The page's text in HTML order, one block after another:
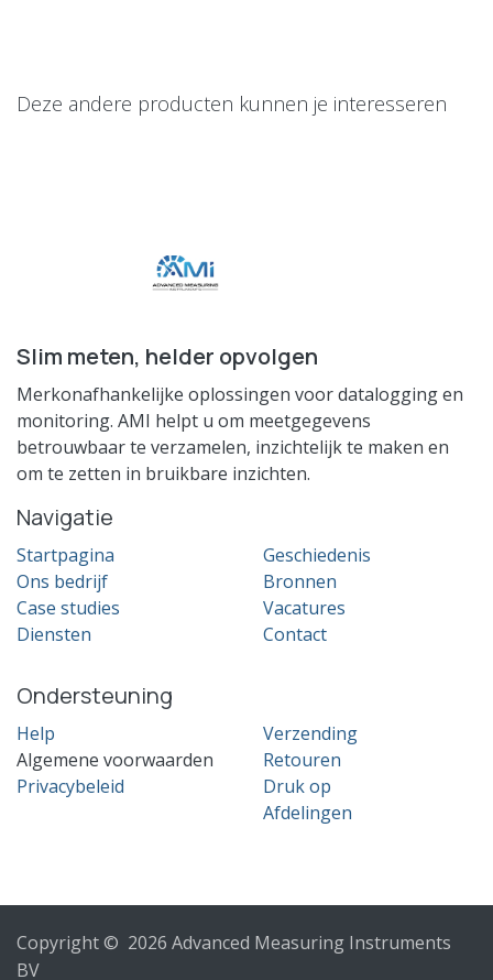
Deze andere producten kunnen je interesseren
Slim meten, helder opvolgen
Merkonafhankelijke oplossingen voor datalogging en
monitoring. AMI helpt u om meetgegevens
betrouwbaar te verzamelen, inzichtelijk te maken en
om te zetten in bruikbare inzichten.
Navigatie
Startpagina
Ons bedrijf
Case studies
Diensten
Geschiedenis
Bronnen
Vacatures
Contact
Ondersteuning
Help
Algemene voorwaarden
Privacybeleid
Verzending
Retouren
Druk op
Afdelingen
Copyright © 2026 Advanced Measuring Instruments
BV